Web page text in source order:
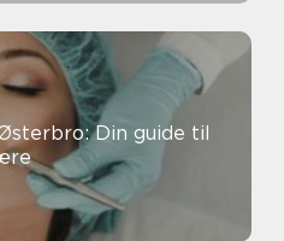
Din guide til